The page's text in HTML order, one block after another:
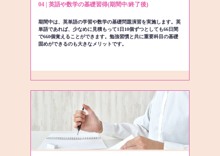
04 | 英語や数学の基礎習得(期間中/終了後)
期間中は、英単語の学習や数学の基礎問題演習を実施します。英
単語であれば、少なめに見積もって1日10個ずつとしても66日間
で660個覚えることができます。勉強習慣と共に重要科目の基礎
固めができるのも大きなメリットです。